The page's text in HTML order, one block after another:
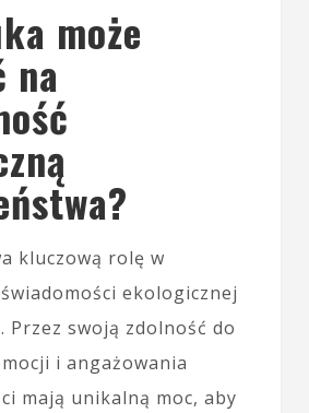
może
na
kluczową rolę w
ekologicznej
Przez swoją zdolność do
i angażowania
mają unikalną moc, aby